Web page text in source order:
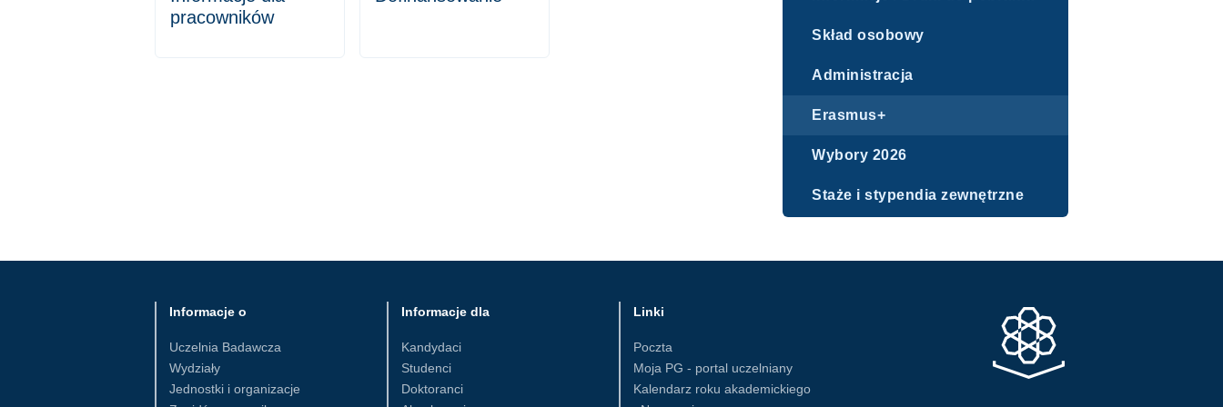
Skład osobowy
Administracja
Erasmus+
Wybory 2026
Staże i stypendia zewnętrzne
pracowników
Informacje o
Uczelnia Badawcza
Wydziały
Jednostki i organizacje
Informacje dla
Kandydaci
Studenci
Doktoranci
Linki
Poczta
Moja PG - portal uczelniany
Kalendarz roku akademickiego